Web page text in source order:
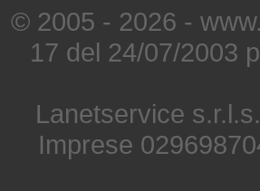
© 2005 - 2026 -
17 del 24/07/2003
Lanetservice
Imprese